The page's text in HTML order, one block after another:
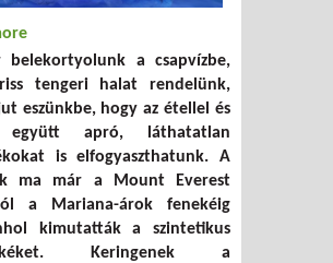
harc a vizeinket elárasztó
műanyagszennyezés ellen
belekortyolunk a csapvízbe,
tengeri halat rendelünk,
eszünkbe, hogy az étellel és
apró, láthatatlan
is elfogyaszthatunk. A
ma már a Mount Everest
a Mariana-árok fenekéig
kimutatták a szintetikus
Keringenek a